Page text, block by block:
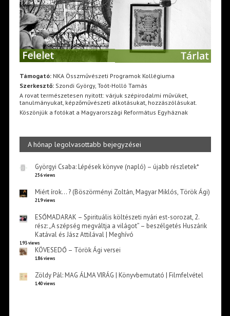
Támogató:NKA Összművészeti Programok Kollégiuma
Szerkesztő:Szondi György, Toót-Holló Tamás
A rovat természetesen nyitott: várjuk szépirodalmi művüket,
tanulmányukat, képzőművészeti alkotásukat, hozzászólásukat.
Köszönjük a fotókat a Magyarországi Református Egyháznak
A hónap legolvasottabb bejegyzései
Györgyi Csaba: Lépések könyve (napló) – újabb részletek*
256 views
Miért írok… ? (Böszörményi Zoltán, Magyar Miklós, Török Ági)
219 views
ESŐMADARAK – Spirituális költészeti nyári est-sorozat, 2.
rész: „A szépség megváltja a világot” – beszélgetés Huszárik
Katával és Jász Attilával | Meghívó
193 views
KÖVESEDŐ – Török Ági versei
186 views
Zöldy Pál: MAG ÁLMA VIRÁG | Könyvbemutató | Filmfelvétel
140 views